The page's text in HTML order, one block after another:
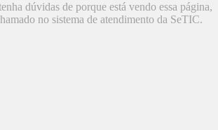
dúvidas de porque está vendo essa página,
no sistema de atendimento da SeTIC.